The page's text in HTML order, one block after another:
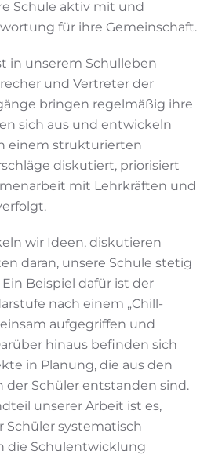
Schule aktiv mit und
für ihre Gemeinschaft.
in unserem Schulleben
und Vertreter der
bringen regelmäßig ihre
sich aus und entwickeln
einem strukturierten
diskutiert, priorisiert
mit Lehrkräften und
wir Ideen, diskutieren
daran, unsere Schule stetig
Beispiel dafür ist der
nach einem „Chill-
aufgegriffen und
hinaus befinden sich
in Planung, die aus den
Schüler entstanden sind.
unserer Arbeit ist es,
systematisch
die Schulentwicklung